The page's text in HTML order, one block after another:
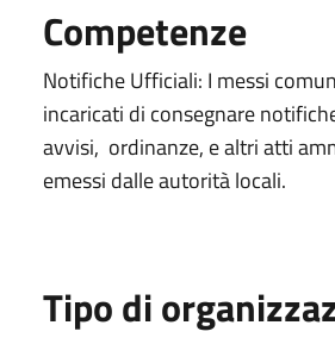
Competenze
Notifiche Ufficiali: I messi
incaricati di consegnare
avvisi, ordinanze, e altri atti
emessi dalle autorità locali.
Tipo di